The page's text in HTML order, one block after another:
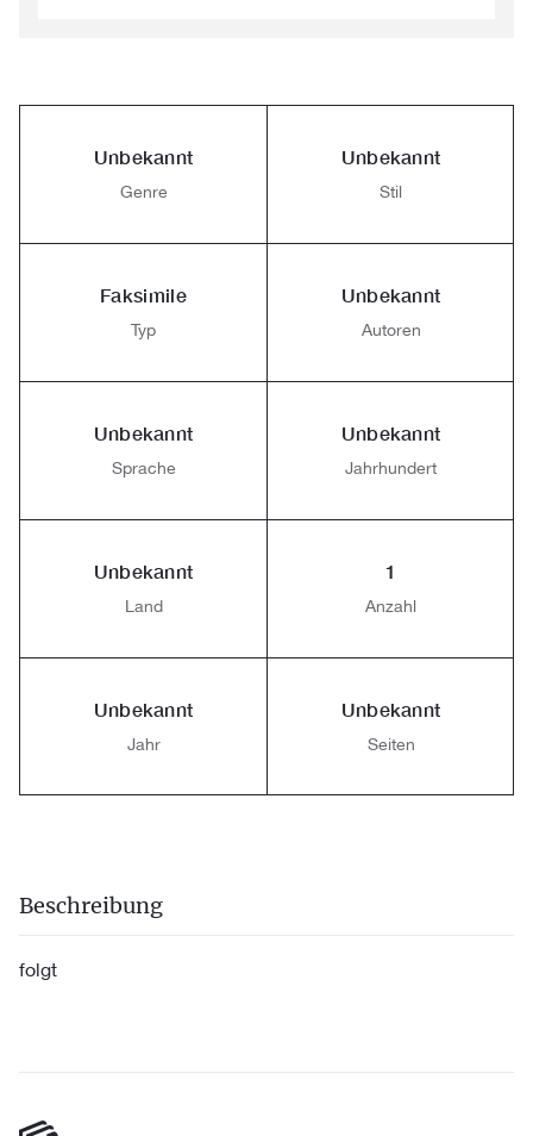
Unbekannt
Genre
Unbekannt
Stil
Faksimile
Typ
Unbekannt
Autoren
Unbekannt
Sprache
Unbekannt
Jahrhundert
Unbekannt
Land
1
Anzahl
Unbekannt
Jahr
Unbekannt
Seiten
Beschreibung
folgt